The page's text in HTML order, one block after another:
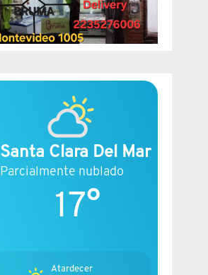
Santa Clara Del Mar
Parcialmente nublado
17°
Atardecer